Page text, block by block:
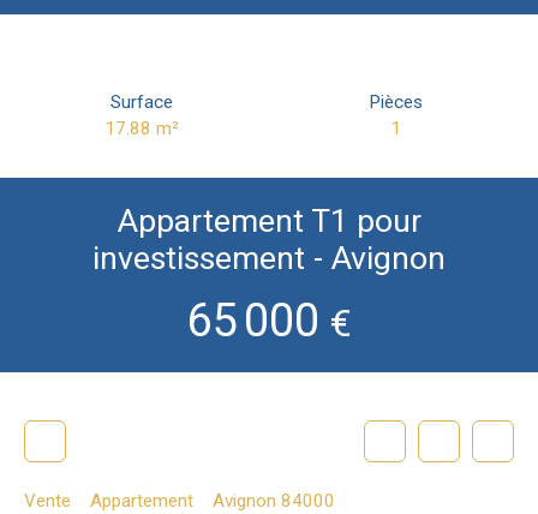
Surface
17.88m²
Pièces
1
Appartement T1 pour
investissement - Avignon
65 000 €
Vente Appartement
Avignon 84000